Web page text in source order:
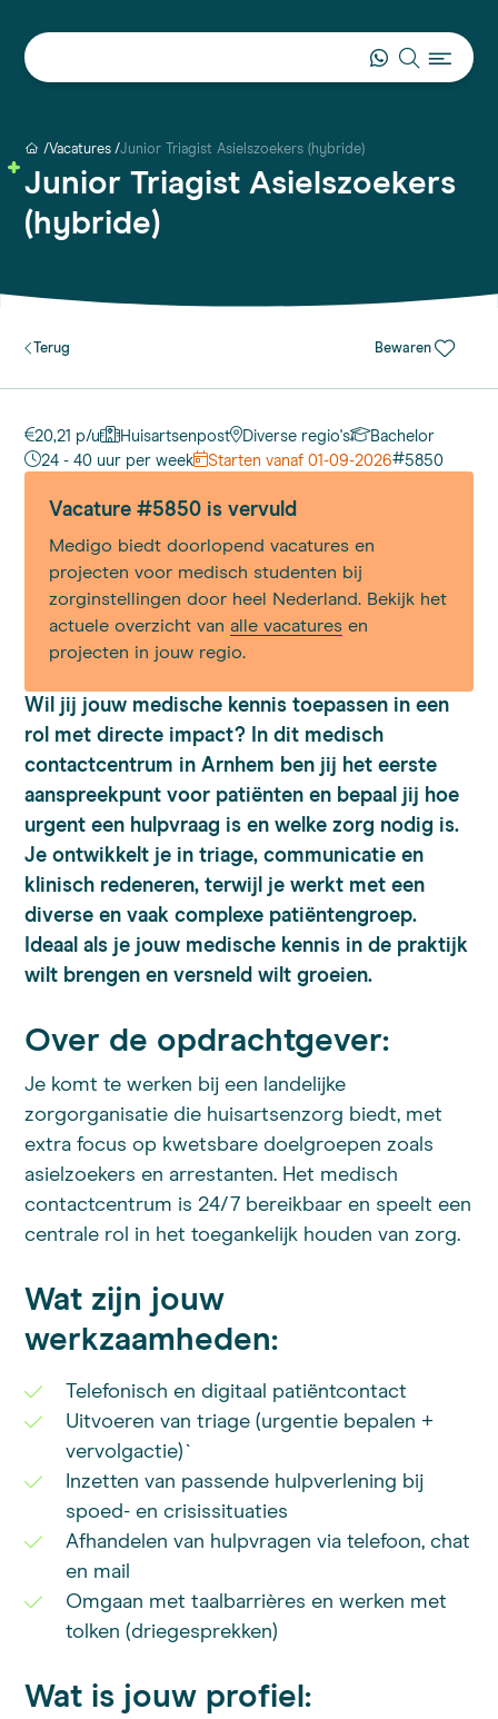
Vacatures Junior Triagist Asielszoekers (hybride)
Junior Triagist Asielszoekers
(hybride)
Terug Bewaren
20,21 p/u Huisartsenpost Diverse regio's
Bachelor
24 - 40 uur per week
Starten vanaf 01-09-2026#5850
Vacature #5850 is vervuld
Medigo biedt doorlopend vacatures en
projecten voor medisch studenten bij
zorginstellingen door heel Nederland. Bekijk het
actuele overzicht vanalle vacatures en
projecten in jouw regio.
Wil jij jouw medische kennis toepassen in een
rol met directe impact? In dit medisch
contactcentrum in Arnhem ben jij het eerste
aanspreekpunt voor patiënten en bepaal jij hoe
urgent een hulpvraag is en welke zorg nodig is.
Je ontwikkelt je in triage, communicatie en
klinisch redeneren, terwijl je werkt met een
diverse en vaak complexe patiëntengroep.
Ideaal als je jouw medische kennis in de praktijk
wilt brengen en versneld wilt groeien.
Over de opdrachtgever:
Je komt te werken bij een landelijke
zorgorganisatie die huisartsenzorg biedt, met
extra focus op kwetsbare doelgroepen zoals
asielzoekers en arrestanten. Het medisch
contactcentrum is 24/7 bereikbaar en speelt een
centrale rol in het toegankelijk houden van zorg.
Wat zijn jouw
werkzaamheden:
Telefonisch en digitaal patiëntcontact
Uitvoeren van triage (urgentie bepalen +
vervolgactie)`
Inzetten van passende hulpverlening bij
spoed- en crisissituaties
Afhandelen van hulpvragen via telefoon, chat
en mail
Omgaan met taalbarrières en werken met
tolken (driegesprekken)
Wat is jouw profiel: